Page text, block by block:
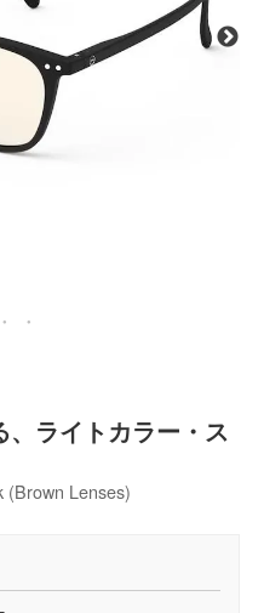
ライトカラー・ス
(Brown Lenses)